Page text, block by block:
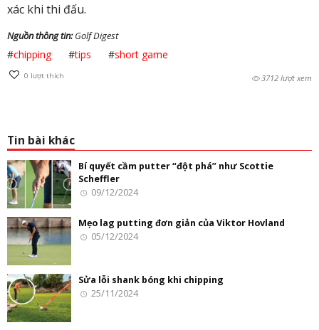
xác khi thi đấu.
Nguồn thông tin:Golf Digest
#chipping #tips #short game
0 lượt thích 3712 lượt xem
Tin bài khác
Bí quyết cầm putter “đột phá” như Scottie
Scheffler
09/12/2024
Mẹo lag putting đơn giản của Viktor Hovland
05/12/2024
Sửa lỗi shank bóng khi chipping
25/11/2024